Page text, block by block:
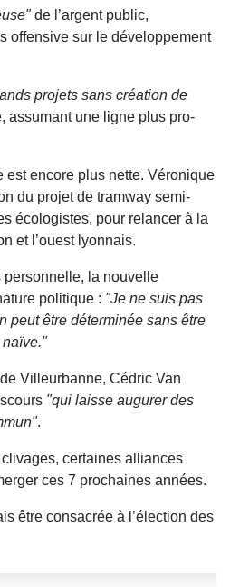
de l’argent public,
sur le développement
projets sans création de
assumant une ligne plus pro-
est encore plus nette. Véronique
du projet de tramway semi-
écologistes, pour relancer à la
et l’ouest lyonnais.
personnelle, la nouvelle
politique : "Je ne suis pas
peut être déterminée sans être
naïve."
Villeurbanne, Cédric Van
"qui laisse augurer des
.
certaines alliances
ces 7 prochaines années.
être consacrée à l’élection des